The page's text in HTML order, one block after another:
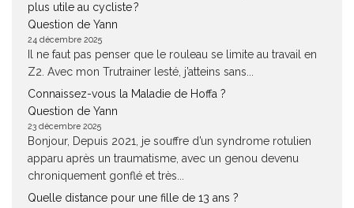
plus utile au cycliste ?
Question de Yann
24 décembre 2025
Il ne faut pas penser que le rouleau se limite au travail en
Z2. Avec mon Trutrainer lesté, j’atteins sans...
Connaissez-vous la Maladie de Hoffa ?
Question de Yann
23 décembre 2025
Bonjour, Depuis 2021, je souffre d’un syndrome rotulien
apparu après un traumatisme, avec un genou devenu
chroniquement gonflé et très...
Quelle distance pour une fille de 13 ans ?